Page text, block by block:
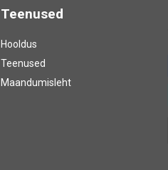
Teenused
Hooldus
Teenused
Maandumisleht